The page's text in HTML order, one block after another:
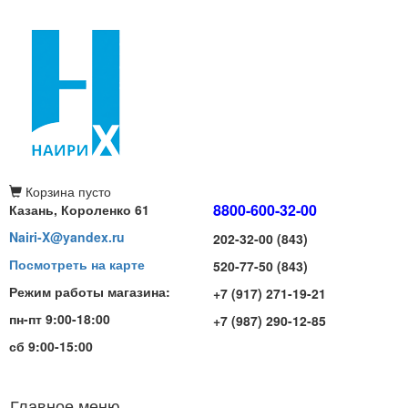
Корзина пусто
Казань, Короленко 61
Nairi-X@yandex.ru
Посмотреть на карте
Режим работы магазина:
пн-пт 9:00-18:00
сб 9:00-15:00
8800-600-32-00
202-32-00 (843)
520-77-50 (843)
+7 (917) 271-19-21
+7 (987) 290-12-85